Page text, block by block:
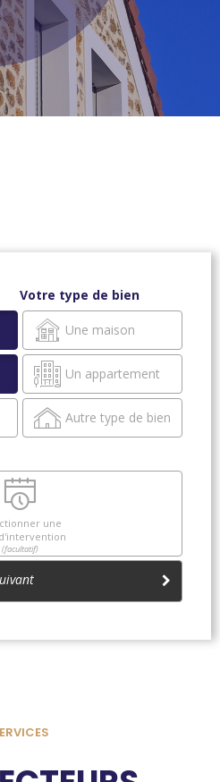
Votre type de bien
Une maison
Un appartement
Autre type de bien
une
(facultatif)